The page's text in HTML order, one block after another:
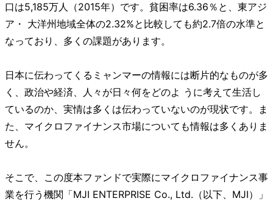
口は5,185万人（2015年）です。貧困率は6.36％と、東アジ
ア・ 大洋州地域全体の2.32%と比較しても約2.7倍の水準と
なっており、多くの課題があります。
日本に伝わってくるミャンマーの情報には断片的なものが多
く、政治や経済、人々が日々何をどのよ うに考えて生活し
ているのか、実情は多くは伝わっていないのが現状です。ま
た、マイクロファイナンス市場についても情報は多くありま
せん。
そこで、この度本ファンドで実際にマイクロファイナンス事
業を行う機関「MJI ENTERPRISE Co., Ltd.（以下、MJI）」